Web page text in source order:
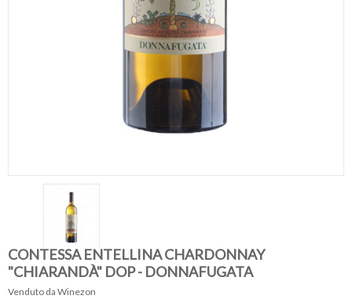
CONTESSA ENTELLINA CHARDONNAY
"CHIARANDÀ" DOP - DONNAFUGATA
Venduto da Winezon